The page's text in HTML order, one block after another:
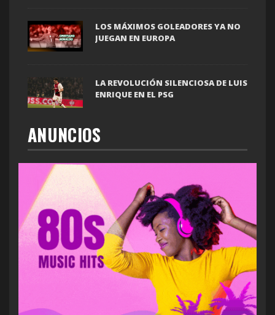
LOS MÁXIMOS GOLEADORES YA NO
JUEGAN EN EUROPA
LA REVOLUCIÓN SILENCIOSA DE LUIS
ENRIQUE EN EL PSG
ANUNCIOS